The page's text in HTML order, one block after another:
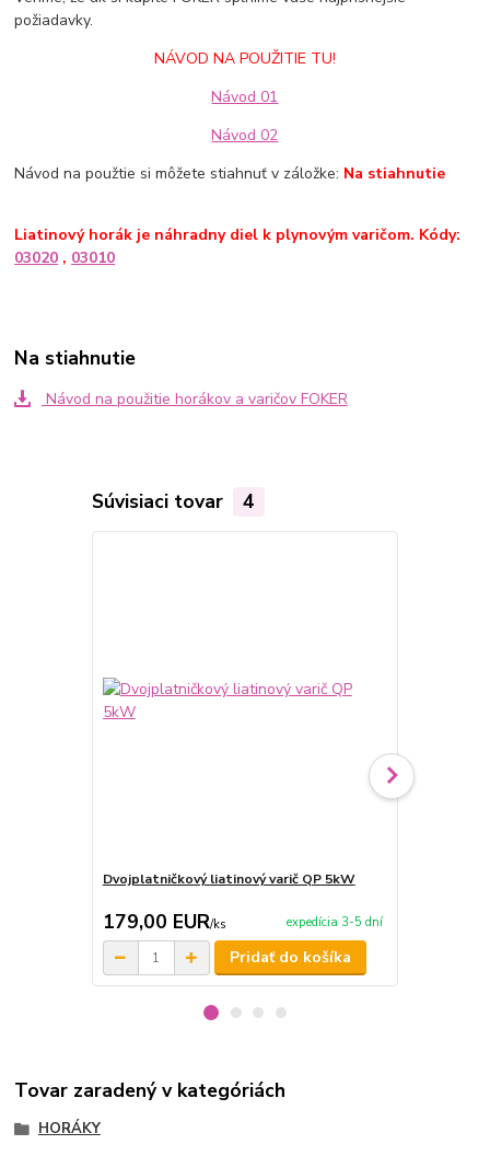
požiadavky.
NÁVOD NA POUŽITIE TU!
Návod 01
Návod 02
Návod na použtie si môžete stiahnuť v záložke: Na stiahnutie
Liatinový horák je náhradny diel k plynovým varičom. Kódy:
03020 , 03010
Na stiahnutie
Návod na použitie horákov a varičov FOKER
Súvisiaci tovar 4
Dvojplatničkový liatinový varič QP 5kW
179,00 EUR/ks expedícia 3-5 dní
Pridať do košíka
Tovar zaradený v kategóriách
HORÁKY